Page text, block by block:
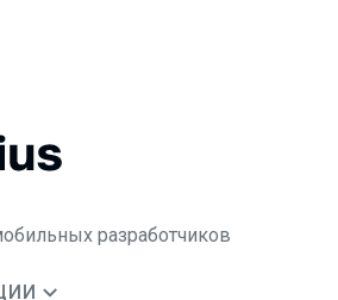
разработчиков